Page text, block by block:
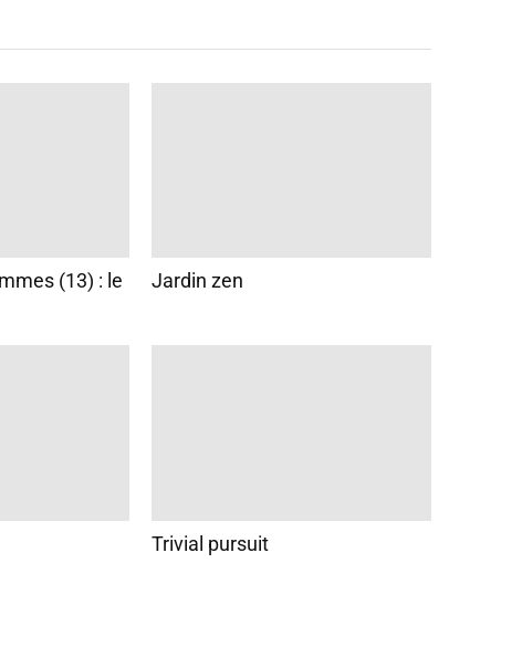
(13) : le
Jardin zen
Trivial pursuit